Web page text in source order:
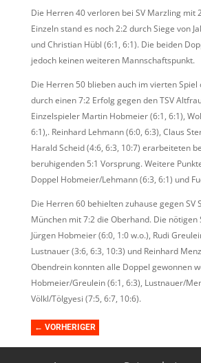
Die Herren 40 verloren bei SV Marzling mit
Einzeln stand es noch 2:2 durch Siege von
und Christian Hübl (6:1, 6:1). Die beiden
jedoch keinen weiteren Mannschaftspunkt.
Die Herren 50 blieben auch im vierten Spiel
durch einen 7:2 Erfolg gegen den TSV
Einzelspieler Martin Hobmeier (6:1, 6:1),
6:1),. Reinhard Lehmann (6:0, 6:3), Claus
Harald Scheid (4:6, 6:3, 10:7) erarbeiteten
beruhigenden 5:1 Vorsprung. Weitere
Doppel Hobmeier/Lehmann (6:3, 6:1) und
Die Herren 60 behielten zuhause gegen SV
München mit 7:2 die Oberhand. Die nötigen
Jürgen Hobmeier (6:0, 1:0 w.o.), Rudi
Lustnauer (3:6, 6:3, 10:3) und Reinhard
Obendrein konnten alle Doppel gewonnen
Hobmeier/Greulein (6:1, 6:3), Lustnauer/
Völkl/Tölgyesi (7:5, 6:7, 10:6).
← VORHERIGER